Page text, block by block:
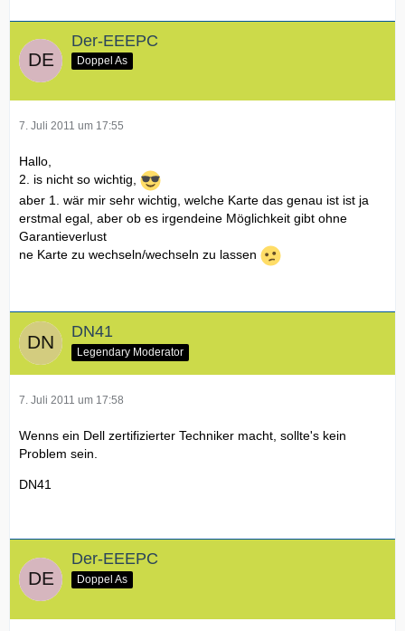
Der-EEEPC
Doppel As
7. Juli 2011 um 17:55
Hallo,
2. is nicht so wichtig,
aber 1. wär mir sehr wichtig, welche Karte das genau ist ist ja
erstmal egal, aber ob es irgendeine Möglichkeit gibt ohne
Garantieverlust
ne Karte zu wechseln/wechseln zu lassen
DN41
Legendary Moderator
7. Juli 2011 um 17:58
Wenns ein Dell zertifizierter Techniker macht, sollte's kein
Problem sein.
DN41
Der-EEEPC
Doppel As